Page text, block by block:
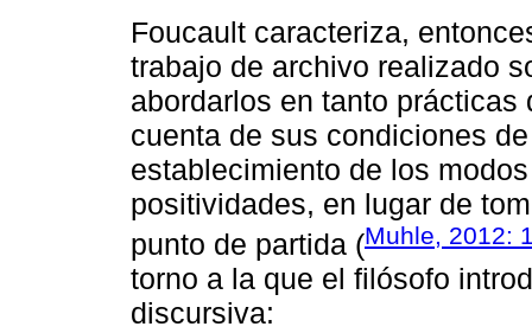
Foucault caracteriza,
trabajo de archivo realizado
abordarlos en tanto
cuenta de sus condiciones
establecimiento de los
positividades, en lugar de
punto de partida (Muhle, 2012:
torno a la que el filósofo
discursiva: